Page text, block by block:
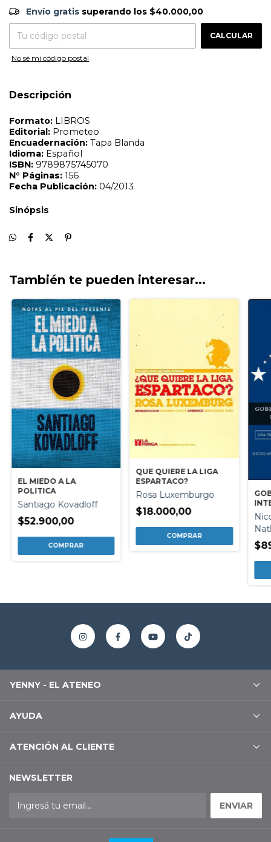
Envío gratis $40.000,00
Entregas para el CP: CAMBIAR CP
Envío gratis superando los $40.000,00
CALCULAR
No sé mi código postal
Descripción
9789875745070
N°Páginas:156
Fecha Publicación:04/2013
También te pueden interesar...
EL MIEDO A LA
POLITICA
Santiago Kovadloff
$52.900,00
QUE QUIERE LA LIGA
ESPARTACO?
Rosa Luxemburgo
$18.000,00
YENNY - EL ATENEO
AYUDA
ATENCIÓN AL CLIENTE
NEWSLETTER